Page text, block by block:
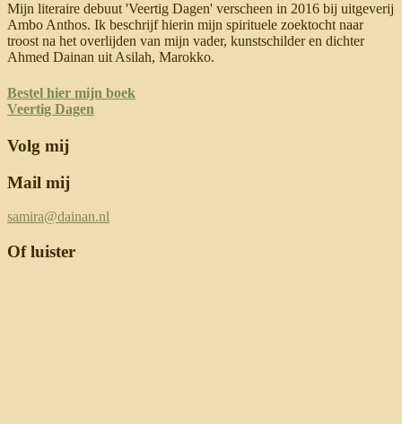
Mijn literaire debuut 'Veertig Dagen' verscheen in 2016 bij uitgeverij
Ambo Anthos. Ik beschrijf hierin mijn spirituele zoektocht naar
troost na het overlijden van mijn vader, kunstschilder en dichter
Ahmed Dainan uit Asilah, Marokko.
Bestel hier mijn boek
Veertig Dagen
Volg mij
Mail mij
samira@dainan.nl
Of luister